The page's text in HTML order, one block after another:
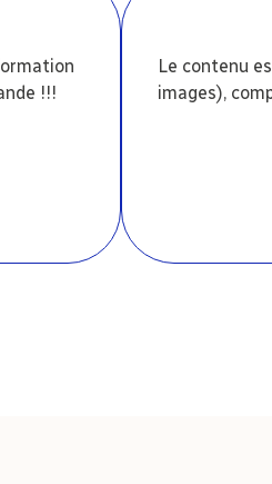
!!!
Le contenu
images),